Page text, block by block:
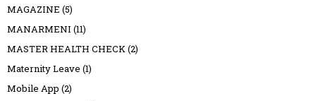
MAGAZINE (5)
MANARMENI (11)
MASTER HEALTH CHECK(2)
Maternity Leave (1)
Mobile App (2)